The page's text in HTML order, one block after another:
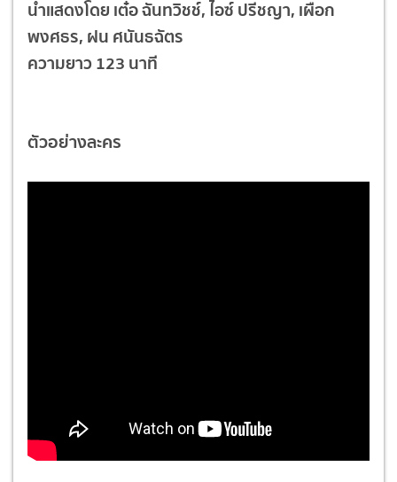
นำแสดงโดย เต๋อฉันทวิชช์, ไอซ์ ปรีชญา, เผือก
พงศธร, ฝน ศนันธฉัตร
ความยาว 123 นาที
ตัวอย่างละคร